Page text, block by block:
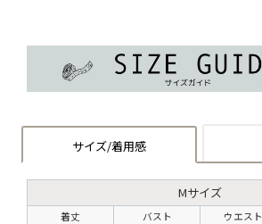
サイズ/着用感
Mサイズ
着丈 バスト ウエスト